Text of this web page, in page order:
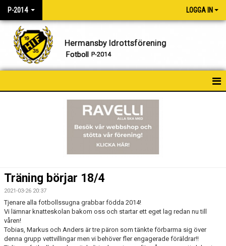
P-2014 LOGGA IN
Hermansby Idrottsförening
Fotboll P-2014
TRUPPEN
BILDGALLERI
DOKUMENT
Träning börjar 18/4
2021-03-26 20:37
Tjenare alla fotbollssugna grabbar födda 2014!
Vi lämnar knatteskolan bakom oss och startar ett eget lag redan nu till
våren!
Tobias, Markus och Anders är tre päron som tänkte förbarma sig över
denna grupp vettvillingar men vi behöver fler engagerade föräldrar!!